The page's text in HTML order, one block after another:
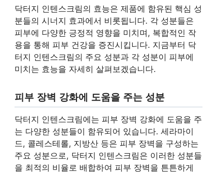
닥터지 인텐스크림의 효능은 제품에 함유된 핵심 성
분들의 시너지 효과에서 비롯됩니다. 각 성분들은
피부에 다양한 긍정적 영향을 미치며, 복합적인 작
용을 통해 피부 건강을 증진시킵니다. 지금부터 닥
터지 인텐스크림의 주요 성분과 각 성분이 피부에
미치는 효능을 자세히 살펴보겠습니다.
피부 장벽 강화에 도움을 주는 성분
닥터지 인텐스크림에는 피부 장벽 강화에 도움을 주
는 다양한 성분들이 함유되어 있습니다. 세라마이
드, 콜레스테롤, 지방산 등은 피부 장벽을 구성하는
주요 성분으로, 닥터지 인텐스크림은 이러한 성분들
을 최적의 비율로 배합하여 피부 장벽을 튼튼하게